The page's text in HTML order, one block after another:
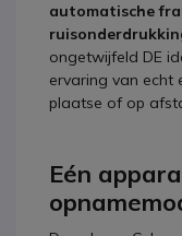
automatische
ongetwijfeld DE
ervaring van echt
plaatse of op
Eén